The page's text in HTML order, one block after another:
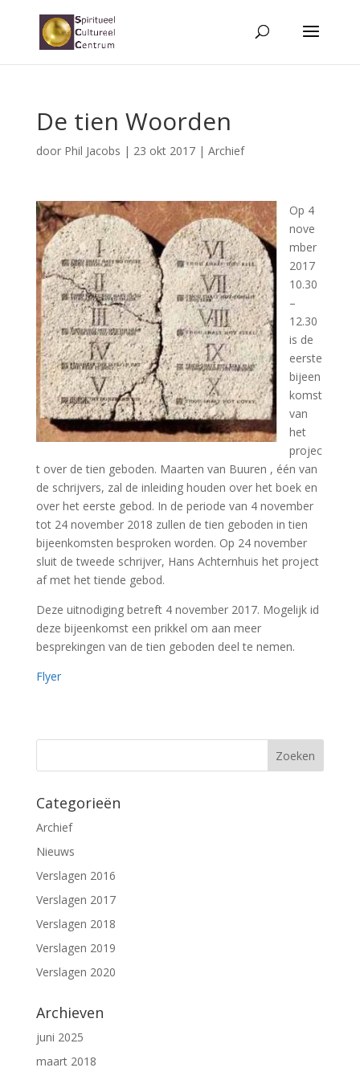
De tien Woorden
door Phil Jacobs | 23 okt 2017| Archief
Op 4
nove
mber
2017
10.30
–
12.30
is de
eerste
bijeen
komst
van
het
projec
t over de tien geboden. Maarten van Buuren , één van
de schrijvers, zal de inleiding houden over het boek en
over het eerste gebod. In de periode van 4 november
tot 24 november 2018 zullen de tien geboden in tien
bijeenkomsten besproken worden. Op 24 november
sluit de tweede schrijver, Hans Achternhuis het project
af met het tiende gebod.
Deze uitnodiging betreft 4 november 2017. Mogelijk id
deze bijeenkomst een prikkel om aan meer
besprekingen van de tien geboden deel te nemen.
Flyer
Categorieën
Archief
Nieuws
Verslagen 2016
Verslagen 2017
Verslagen 2018
Verslagen 2019
Verslagen 2020
Archieven
juni 2025
maart 2018